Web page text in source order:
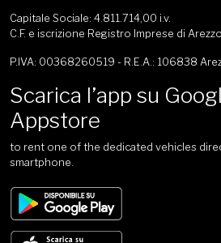
Capitale Sociale: 4.811.714,00 i.v.
C.F. e iscrizione Registro Imprese di
P.IVA: 00368260519 - R.E.A.: 106838
Scarica l’app su
Appstore
to rent one of the dedicated vehicles
smartphone.